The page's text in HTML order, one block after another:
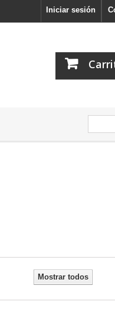
Iniciar sesión
Mostrar todos